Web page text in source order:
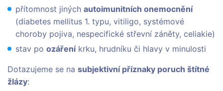
přítomnost jiných autoimunitních onemocnění
(diabetes mellitus 1. typu, vitiligo, systémové
choroby pojiva, nespecifické střevní záněty, celiakie)
stav po ozářeníkrku, hrudníku či hlavy v minulosti
Dotazujeme se na subjektivní příznaky poruch štítné
žlázy: